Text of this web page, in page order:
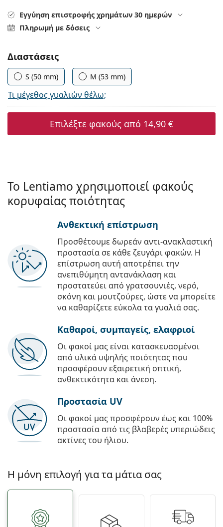
Prada
Εγγύηση επιστροφής χρημάτων 30 ημερών
Πληρωμή με δόσεις
Συμπληρώστε τις παράμετρους
Διαστάσεις
S (50 mm) M (53 mm)
Τι μέγεθος γυαλιών θέλω;
Επιλέξτε φακούς από 14,90 €
Το Lentiamo χρησιμοποιεί φακούς
κορυφαίας ποιότητας
Ανθεκτική επίστρωση
Προσθέτουμε δωρεάν αντι-ανακλαστική
προστασία σε κάθε ζευγάρι φακών. Η
επίστρωση αυτή αποτρέπει την
ανεπιθύμητη αντανάκλαση και
προστατεύει από γρατσουνιές, νερό,
σκόνη και μουτζούρες, ώστε να μπορείτε
να καθαρίζετε εύκολα τα γυαλιά σας.
Καθαροί, συμπαγείς, ελαφριοί
Οι φακοί μας είναι κατασκευασμένοι
από υλικά υψηλής ποιότητας που
προσφέρουν εξαιρετική οπτική,
ανθεκτικότητα και άνεση.
Προστασία UV
Οι φακοί μας προσφέρουν έως και 100%
προστασία από τις βλαβερές υπεριώδεις
ακτίνες του ήλιου.
Η μόνη επιλογή για τα μάτια σας